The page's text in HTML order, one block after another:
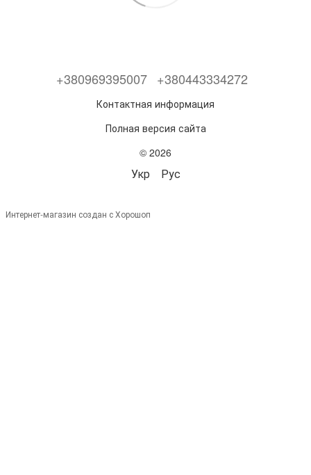
+380969395007 +380443334272
Контактная информация
Полная версия сайта
© 2026
Укр Рус
Интернет-магазин создан с Хорошоп